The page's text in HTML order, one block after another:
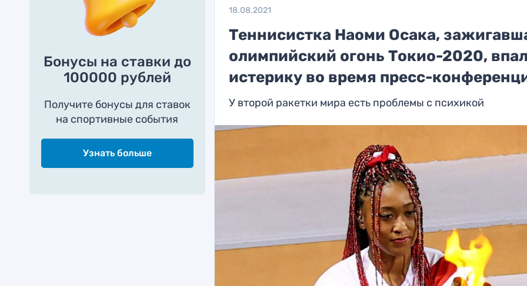
Бонусы на ставки до
100000 рублей
Получите бонусы для ставок
на спортивные события
Узнать больше
18.08.2021
Теннисистка Наоми Осака,
олимпийский огонь Токио-2020,
истерику во время пресс-
У второй ракетки мира есть проблемы с психикой